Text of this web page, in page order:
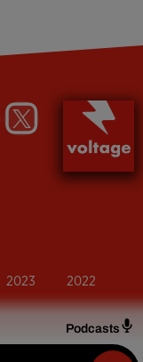
Podcasts
2023 2022